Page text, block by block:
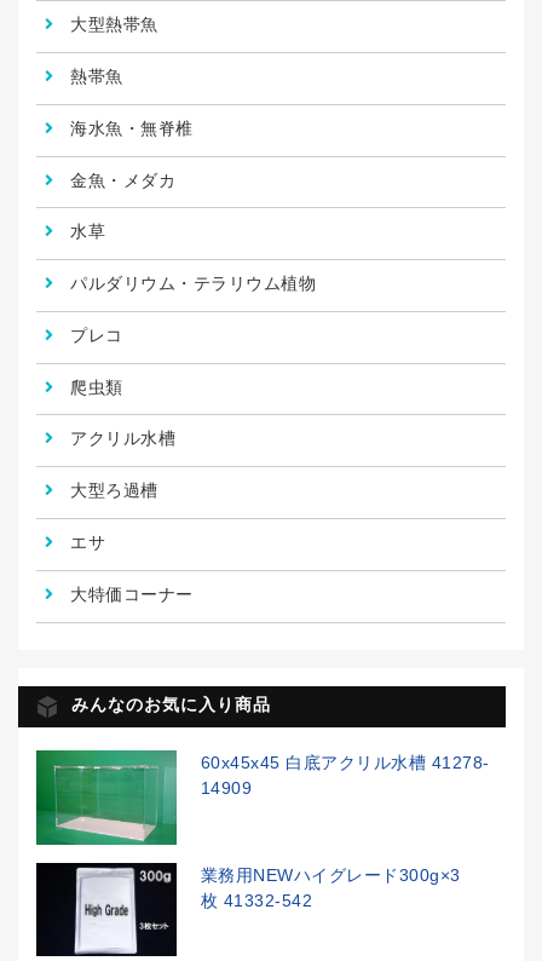
大型熱帯魚
熱帯魚
海水魚・無脊椎
金魚・メダカ
水草
パルダリウム・テラリウム植物
プレコ
爬虫類
アクリル水槽
大型ろ過槽
エサ
大特価コーナー
みんなのお気に入り商品
60x45x45 白底アクリル水槽 41278-
14909
業務用NEWハイグレード300g×3
枚 41332-542